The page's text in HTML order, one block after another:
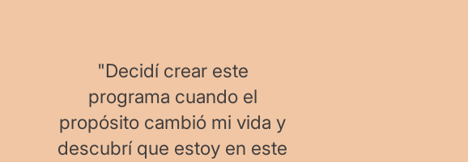
"Decidí crear este
programa cuando el
propósito cambió mi vida y
descubrí que estoy en este